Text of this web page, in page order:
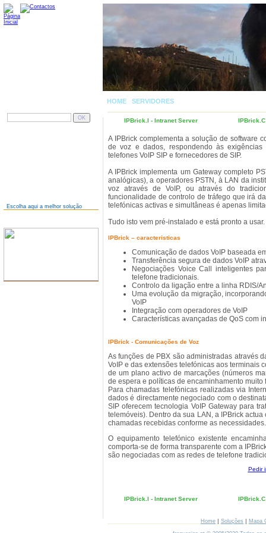
Escolha aqui a melhor solução
HOME SERVIDORES
IPBrick.I - Intranet Server
A IPBrick complementa a solução de software
de voz e dados, respondendo às
telefones VoIP SIP e fornecedores de SIP.
A IPBrick implementa um Gateway completo
analógicas), a operadores PSTN, à LAN da
voz através de VoIP, ou através do
funcionalidade de controlo de tráfego que irá
telefónicas activas e simultâneas é apenas
Tudo isto vem pré-instalado e está pronto a usar.
IPBrick – caracteristicas
Comunicação de dados VoIP baseada
Transferência segura de dados VoIP
Negociações Voice Call inteligentes
telefone tradicionais.
Controlo da ligação entre a linha RDIS/
Uma evolução da migração,
VoIP
Integração com operadores de VoIP
Características avançadas de QoS com
IPBrick - Comunicações de Voz
As funções de PBX são administradas através
VoIP e das extensões telefónicas aos terminais
de um plano activo de marcações (números
de espera e políticas de encaminhamento muito
Para chamadas telefónicas realizadas via
dados é directamente negociado com o
SIP oferecem tecnologia VoIP Gateway para
telemóveis). Dentro da sua LAN, a IPBrick
chamadas recebidas conforme as necessidades.
O equipamento telefónico existente
comporta-se de forma transparente com a
são negociadas com as redes de telefone
Pedir
IPBrick.I - Intranet Server
Home | Soluções | Mapa